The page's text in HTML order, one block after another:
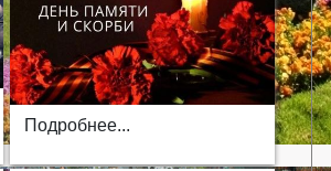
Подробнее...